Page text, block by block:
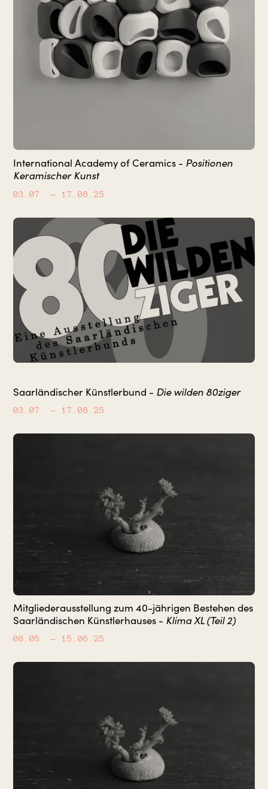
International Academy of Ceramics - Positionen
Keramischer Kunst
03.07. – 17.08.25
Saarländischer Künstlerbund - Die wilden 80ziger
03.07. – 17.08.25
Mitgliederausstellung zum 40-jährigen Bestehen des
Saarländischen Künstlerhauses - Klima XL (Teil 2)
08.05. – 15.06.25